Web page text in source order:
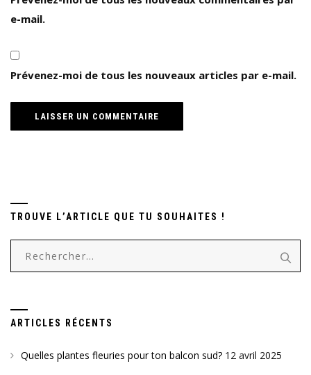
e-mail.
Prévenez-moi de tous les nouveaux articles par e-mail.
TROUVE L’ARTICLE QUE TU SOUHAITES !
Rechercher :
ARTICLES RÉCENTS
Quelles plantes fleuries pour ton balcon sud? 12 avril 2025